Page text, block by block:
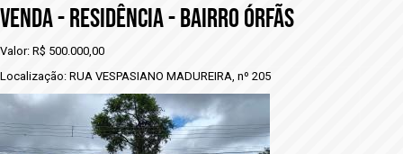
VENDA - RESIDÊNCIA - BAIRRO ÓRFÃS
Valor: R$ 500.000,00
Localização: RUA VESPASIANO MADUREIRA, nº 205